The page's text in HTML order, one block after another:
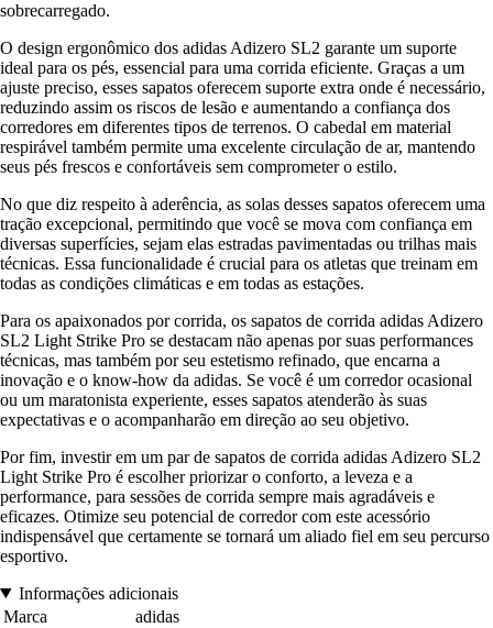
sobrecarregado.
O design ergonômico dos adidas Adizero SL2 garante um suporte
ideal para os pés, essencial para uma corrida eficiente. Graças a um
ajuste preciso, esses sapatos oferecem suporte extra onde é necessário,
reduzindo assim os riscos de lesão e aumentando a confiança dos
corredores em diferentes tipos de terrenos. O cabedal em material
respirável também permite uma excelente circulação de ar, mantendo
seus pés frescos e confortáveis sem comprometer o estilo.
No que diz respeito à aderência, as solas desses sapatos oferecem uma
tração excepcional, permitindo que você se mova com confiança em
diversas superfícies, sejam elas estradas pavimentadas ou trilhas mais
técnicas. Essa funcionalidade é crucial para os atletas que treinam em
todas as condições climáticas e em todas as estações.
Para os apaixonados por corrida, os sapatos de corrida adidas Adizero
SL2 Light Strike Pro se destacam não apenas por suas performances
técnicas, mas também por seu estetismo refinado, que encarna a
inovação e o know-how da adidas. Se você é um corredor ocasional
ou um maratonista experiente, esses sapatos atenderão às suas
expectativas e o acompanharão em direção ao seu objetivo.
Por fim, investir em um par de sapatos de corrida adidas Adizero SL2
Light Strike Pro é escolher priorizar o conforto, a leveza e a
performance, para sessões de corrida sempre mais agradáveis e
eficazes. Otimize seu potencial de corredor com este acessório
indispensável que certamente se tornará um aliado fiel em seu percurso
esportivo.
Informações adicionais
Marca
adidas